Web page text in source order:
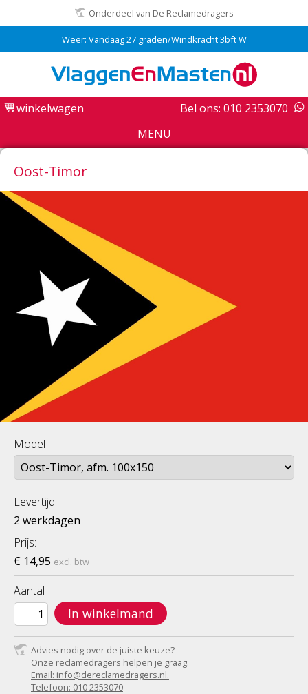
Onderdeel van De Reclamedragers
Weer: Vandaag 27 graden/Windkracht 3bft W
winkelwagen
Bel ons: 010 2353070
MENU
Oost-Timor
Model
Levertijd:
2 werkdagen
Prijs:
€ 14,95 excl. btw
Aantal
In winkelmand
Advies nodig over de juiste keuze?
Onze reclamedragers helpen je graag.
Email: info@dereclamedragers.nl.
Telefoon: 010 2353070